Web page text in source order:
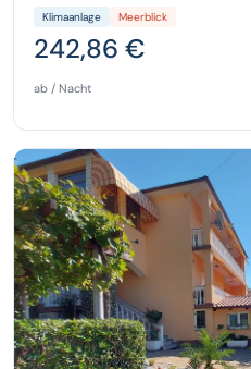
Klimaanlage Meerblick
242,86 €
ab / Nacht